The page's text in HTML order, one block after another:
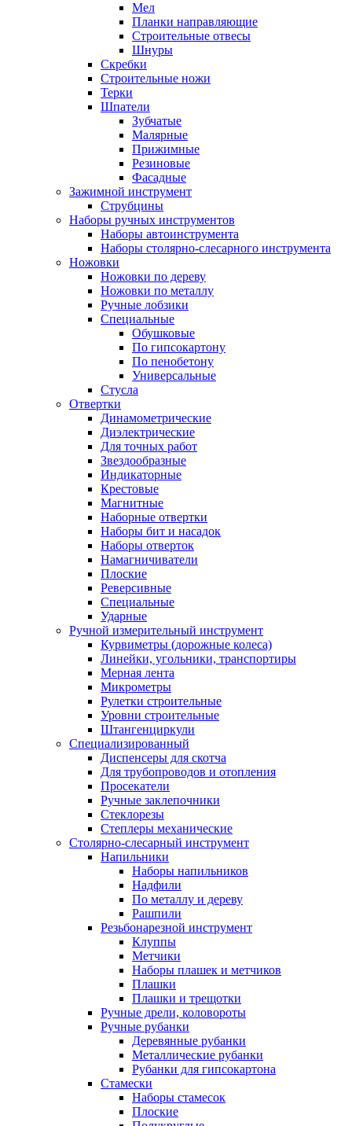
Мел
Планки направляющие
Строительные отвесы
Шнуры
Скребки
Строительные ножи
Терки
Шпатели
Зубчатые
Малярные
Прижимные
Резиновые
Фасадные
Зажимной инструмент
Струбцины
Наборы ручных инструментов
Наборы автоинструмента
Наборы столярно-слесарного инструмента
Ножовки
Ножовки по дереву
Ножовки по металлу
Ручные лобзики
Специальные
Обушковые
По гипсокартону
По пенобетону
Универсальные
Стусла
Отвертки
Динамометрические
Диэлектрические
Для точных работ
Звездообразные
Индикаторные
Крестовые
Магнитные
Наборные отвертки
Наборы бит и насадок
Наборы отверток
Намагничиватели
Плоские
Реверсивные
Специальные
Ударные
Ручной измерительный инструмент
Курвиметры (дорожные колеса)
Линейки, угольники, транспортиры
Мерная лента
Микрометры
Рулетки строительные
Уровни строительные
Штангенциркули
Специализированный
Диспенсеры для скотча
Для трубопроводов и отопления
Просекатели
Ручные заклепочники
Стеклорезы
Степлеры механические
Столярно-слесарный инструмент
Напильники
Наборы напильников
Надфили
По металлу и дереву
Рашпили
Резьбонарезной инструмент
Клуппы
Метчики
Наборы плашек и метчиков
Плашки
Плашки и трещотки
Ручные дрели, коловороты
Ручные рубанки
Деревянные рубанки
Металлические рубанки
Рубанки для гипсокартона
Стамески
Наборы стамесок
Плоские